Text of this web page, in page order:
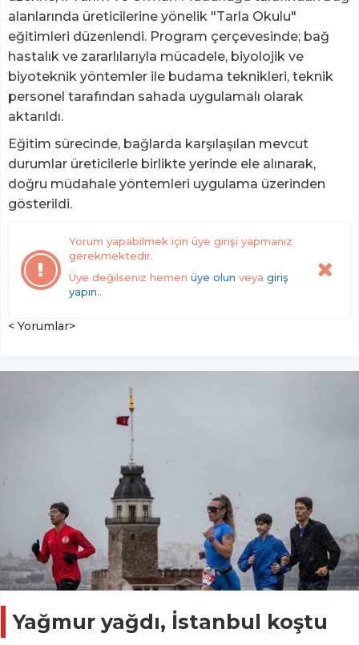
alanlarında üreticilerine yönelik "Tarla Okulu"
eğitimleri düzenlendi. Program çerçevesinde; bağ
hastalık ve zararlılarıyla mücadele, biyolojik ve
biyoteknik yöntemler ile budama teknikleri, teknik
personel tarafından sahada uygulamalı olarak
aktarıldı.
Eğitim sürecinde, bağlarda karşılaşılan mevcut
durumlar üreticilerle birlikte yerinde ele alınarak,
doğru müdahale yöntemleri uygulama üzerinden
gösterildi.
Yorum yapabilmek için üye girişi yapmanız
gerekmektedir.
Üye değilseniz hemen üye olun veya giriş
yapın..
< Yorumlar>
Yağmur yağdı, İstanbul koştu